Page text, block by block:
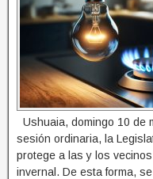
Ushuaia, domingo 10 de
sesión ordinaria, la
protege a las y los
invernal. De esta forma,